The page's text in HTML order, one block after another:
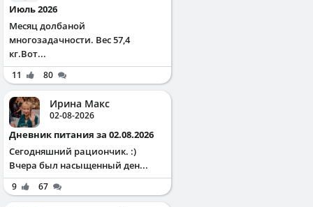
Июль 2026
Месяц долбаной
многозадачности. Вес 57,4
кг.Вот...
11 80
Ирина Макс
02-08-2026
Дневник питания за 02.08.2026
Сегодняшний рациончик. :)
Вчера был насыщенный ден...
9 67